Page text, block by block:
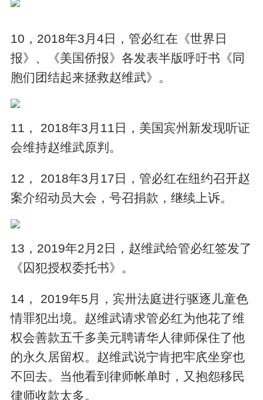
10，2018年3月4日，管必红在《世界日
报》、《美国侨报》各发表半版呼吁书《同
胞们团结起来拯救赵维武》。
11， 2018年3月11日，美国宾州新发现听证
会维持赵维武原判。
12， 2018年3月17日，管必红在纽约召开赵
案介绍动员大会，号召捐款，继续上诉。
13，2019年2月2日，赵维武给管必红签发了
《囚犯授权委托书》。
14， 2019年5月，宾卅法庭进行驱逐儿童色
情罪犯出境。赵维武请求管必红为他花了维
权会善款五千多美元聘请华人律师保住了他
的永久居留权。赵维武说宁肯把牢㡳坐穿也
不回去。当他看到律师帐单时，又抱怨移民
律师收款太多。